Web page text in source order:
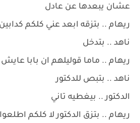
عشان يبعدها عن عادل
ريهام .. بتزقه ابعد عني كلكم كدابين
ناهد .. بتدخل
ريهام .. ماما قوليلهم ان بابا
ناهد .. بتبص للدكتور
الدكتور .. بيغطيه تاني
ريهام .. بتزق الدكتور لا كلكم